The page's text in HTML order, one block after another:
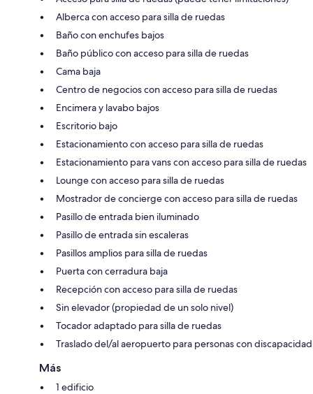
Alberca con acceso para silla de ruedas
Baño con enchufes bajos
Baño público con acceso para silla de ruedas
Cama baja
Centro de negocios con acceso para silla de ruedas
Encimera y lavabo bajos
Escritorio bajo
Estacionamiento con acceso para silla de ruedas
Estacionamiento para vans con acceso para silla de ruedas
Lounge con acceso para silla de ruedas
Mostrador de concierge con acceso para silla de ruedas
Pasillo de entrada bien iluminado
Pasillo de entrada sin escaleras
Pasillos amplios para silla de ruedas
Puerta con cerradura baja
Recepción con acceso para silla de ruedas
Sin elevador (propiedad de un solo nivel)
Tocador adaptado para silla de ruedas
Traslado del/al aeropuerto para personas con discapacidad
Más
1 edificio